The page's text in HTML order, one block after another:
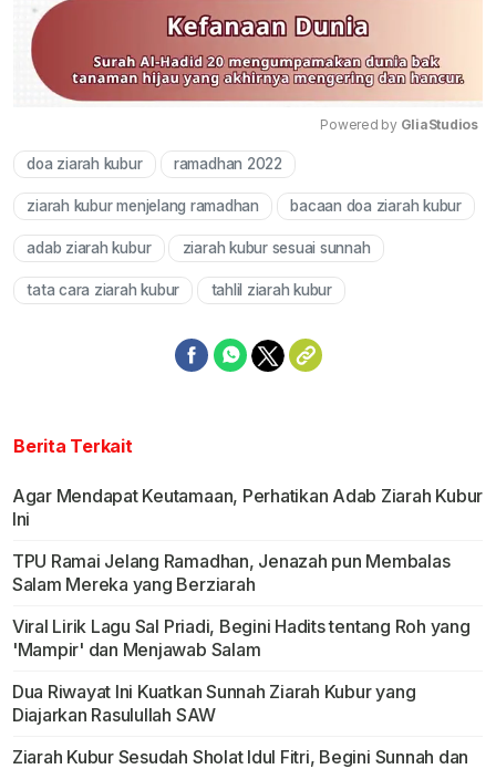
Powered by GliaStudios
doa ziarah kubur ramadhan 2022
ziarah kubur menjelang ramadhan bacaan doa ziarah kubur
adab ziarah kubur ziarah kubur sesuai sunnah
tata cara ziarah kubur tahlil ziarah kubur
Berita Terkait
Agar Mendapat Keutamaan, Perhatikan Adab Ziarah Kubur
Ini
TPU Ramai Jelang Ramadhan, Jenazah pun Membalas
Salam Mereka yang Berziarah
Viral Lirik Lagu Sal Priadi, Begini Hadits tentang Roh yang
'Mampir' dan Menjawab Salam
Dua Riwayat Ini Kuatkan Sunnah Ziarah Kubur yang
Diajarkan Rasulullah SAW
Ziarah Kubur Sesudah Sholat Idul Fitri, Begini Sunnah dan